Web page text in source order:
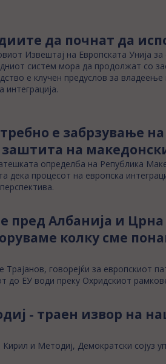
да почнат да
Извештај на Европската Унија
систем мора да продолжат со
е клучен предуслов за
е забрзување на
на
определба на Република
дека процесот на европска
пред Албанија и Црна
колку сме
говорејќи за европскиот
до ЕУ води преку Охридскиот
- траен извор на
и Методиј, Демократски сојуз